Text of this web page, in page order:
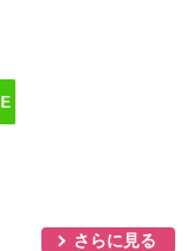
さらに見る